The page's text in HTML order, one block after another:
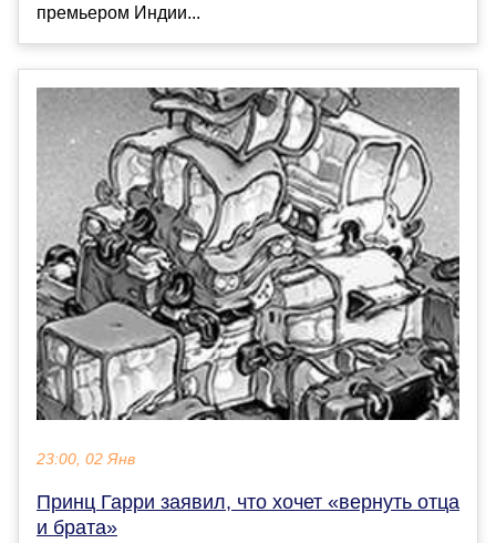
премьером Индии...
23:00, 02 Янв
Принц Гарри заявил, что хочет «вернуть отца
и брата»